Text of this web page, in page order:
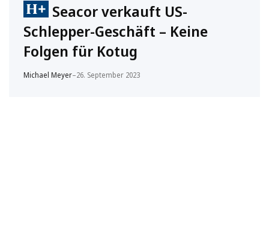
Seacor verkauft US-
Schlepper-Geschäft – Keine
Folgen für Kotug
Michael Meyer–26. September 2023